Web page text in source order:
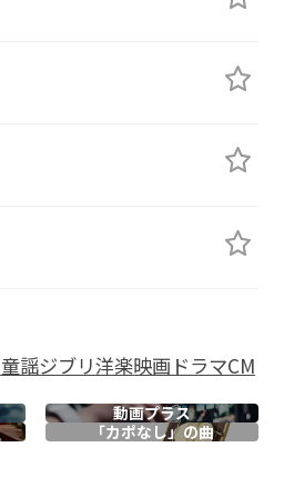
童謡ジブリ洋楽映画ドラマCM
動画プラス
「カポなし」の曲